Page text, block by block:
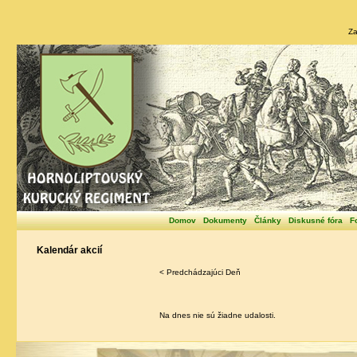
Domov Dokumenty Články Diskusné fóra
Kalendár akcií
< Predchádzajúci Deň
Na dnes nie sú žiadne udalosti.